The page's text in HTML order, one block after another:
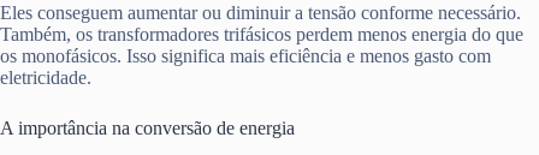
Eles conseguem aumentar ou diminuir a tensão conforme necessário.
Também, os transformadores trifásicos perdem menos energia do que
os monofásicos. Isso significa mais eficiência e menos gasto com
eletricidade.
A importância na conversão de energia